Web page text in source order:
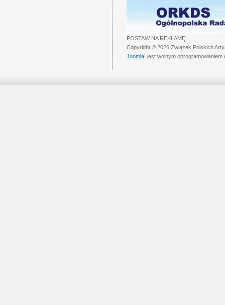
POSTAW NA REKLAMĘ!
Copyright © 2026 Związek Polskich
Joomla! jest wolnym